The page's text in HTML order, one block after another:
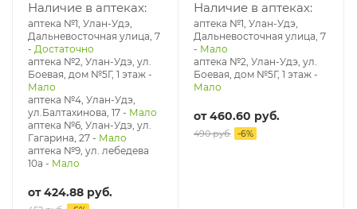
Наличие в аптеках:
аптека №1, Улан-Удэ,
Дальневосточная улица, 7
- Достаточно
аптека №2, Улан-Удэ, ул.
Боевая, дом №5Г, 1 этаж -
Мало
аптека №4, Улан-Удэ,
ул.Балтахинова, 17 - Мало
аптека №6, Улан-Удэ, ул.
Гагарина, 27 - Мало
аптека №9, ул. лебедева
10а - Мало
от424.88 руб.
Наличие в аптеках:
аптека №1, Улан-Удэ,
Дальневосточная улица, 7
- Мало
аптека №2, Улан-Удэ, ул.
Боевая, дом №5Г, 1 этаж -
Мало
от460.60 руб.
490 руб. -6%